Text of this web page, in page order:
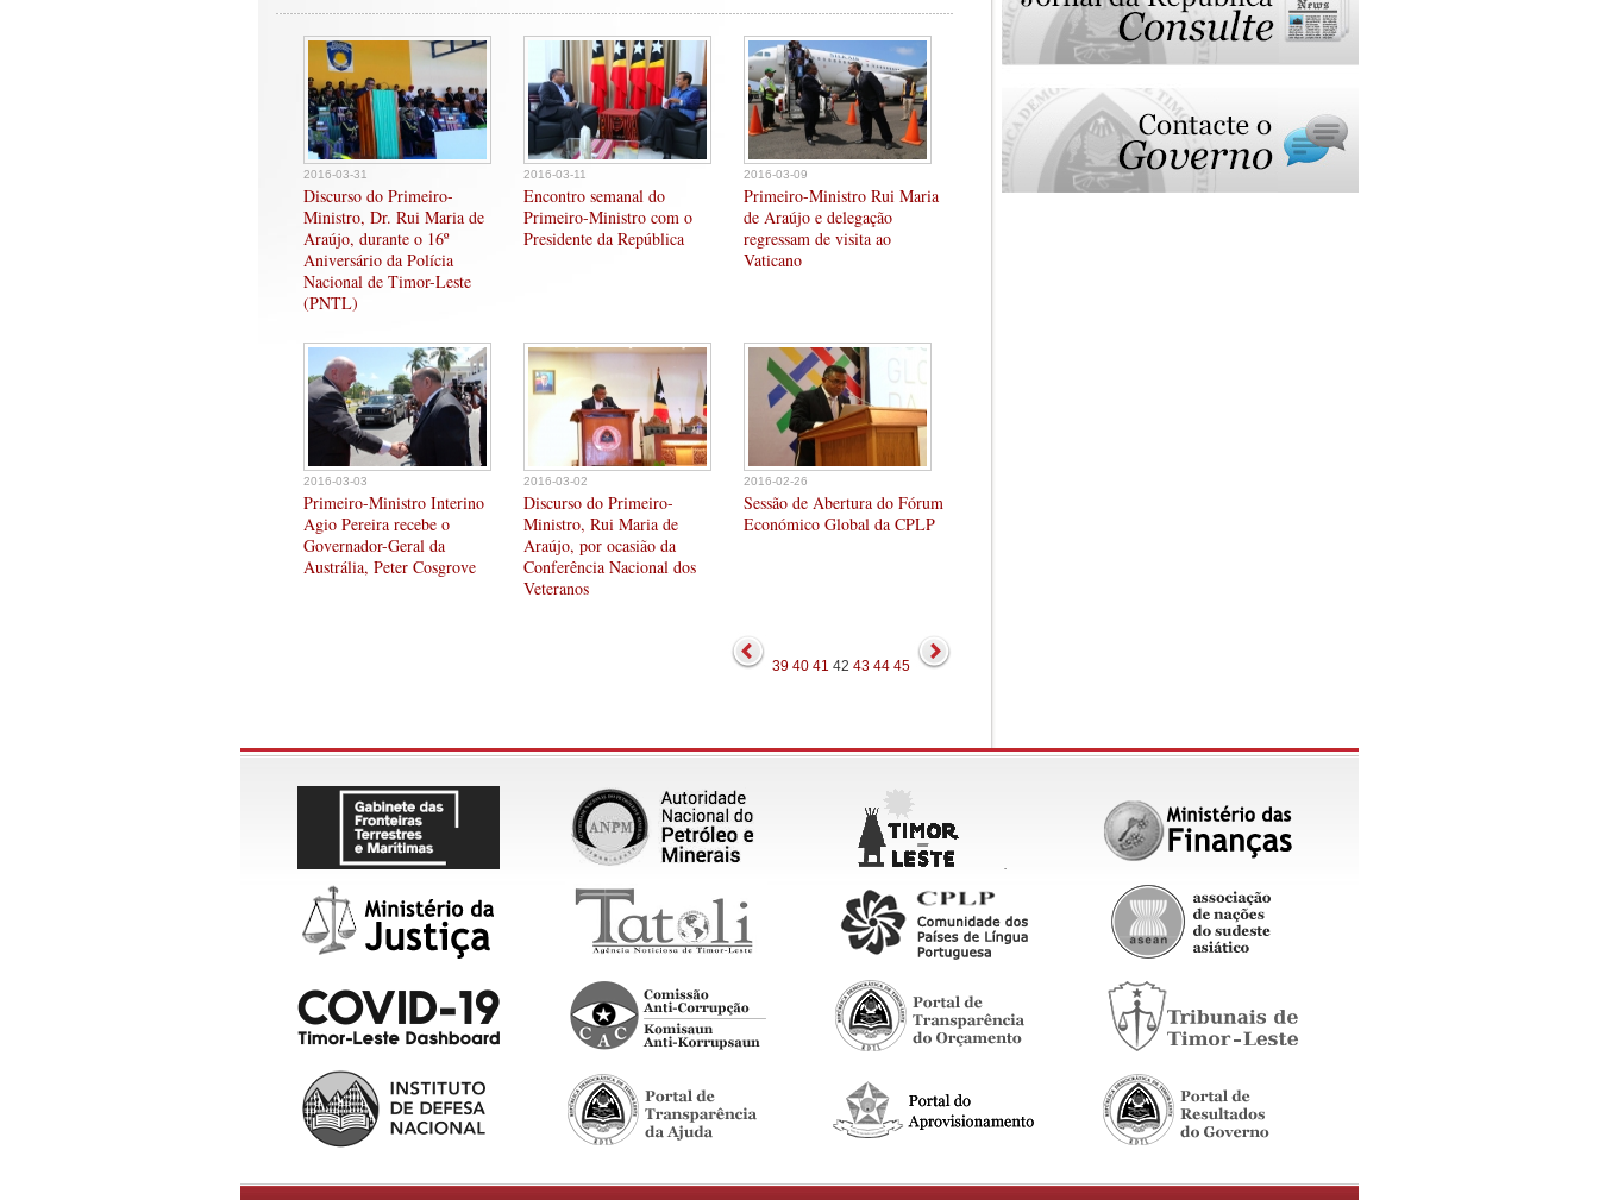
2016-03-31
Discurso do Primeiro-
Ministro, Dr. Rui Maria de
Araújo, durante o 16º
Aniversário da Polícia
Nacional de Timor-Leste
(PNTL)
2016-03-11
Encontro semanal do
Primeiro-Ministro com o
Presidente da República
2016-03-09
Primeiro-Ministro Rui Maria
de Araújo e delegação
regressam de visita ao
Vaticano
2016-03-03
Primeiro-Ministro Interino
Agio Pereira recebe o
Governador-Geral da
Austrália, Peter Cosgrove
2016-03-02
Discurso do Primeiro-
Ministro, Rui Maria de
Araújo, por ocasião da
Conferência Nacional dos
Veteranos
2016-02-26
Sessão de Abertura do Fórum
Económico Global da CPLP
39 40 41 42 43 44 45